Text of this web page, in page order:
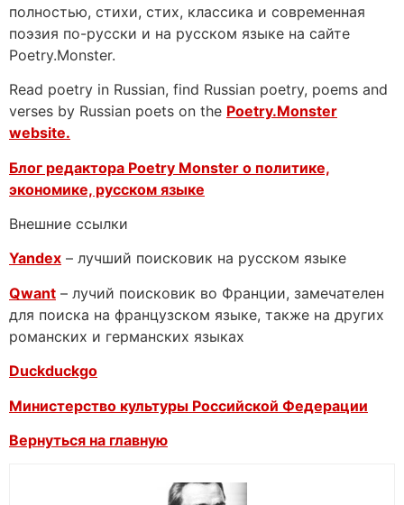
полностью, стихи, стих, классика и современная
поэзия по-русски и на русском языке на сайте
Poetry.Monster.
Read poetry in Russian, find Russian poetry, poems and
verses by Russian poets on the Poetry.Monster
website.
Блог редактора Poetry Monster о политике,
экономике, русском языке
Внешние ссылки
Yandex – лучший поисковик на русском языке
Qwant – лучий поисковик во Франции, замечателен
для поиска на французском языке, также на других
романских и германских языках
Duckduckgo
Министерство культуры Российской Федерации
Вернуться на главную